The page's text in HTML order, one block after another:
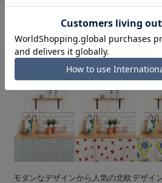
Wide variety of
モダンなデザインから人気の北欧デザイ